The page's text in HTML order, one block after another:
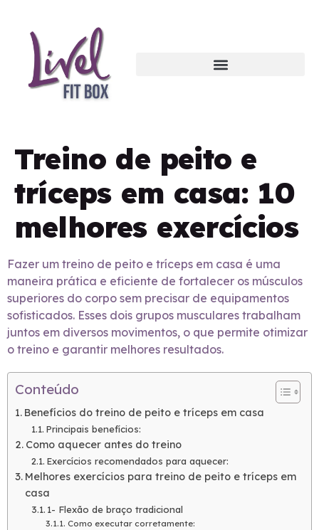
Treino de peito e
tríceps em casa: 10
melhores exercícios
Fazer um treino de peito e tríceps em casa é uma
maneira prática e eficiente de fortalecer os músculos
superiores do corpo sem precisar de equipamentos
sofisticados. Esses dois grupos musculares trabalham
juntos em diversos movimentos, o que permite otimizar
o treino e garantir melhores resultados.
Conteúdo
Benefícios do treino de peito e tríceps em casa
Principais benefícios:
Como aquecer antes do treino
Exercícios recomendados para aquecer:
Melhores exercícios para treino de peito e tríceps em
casa
1- Flexão de braço tradicional
Como executar corretamente: